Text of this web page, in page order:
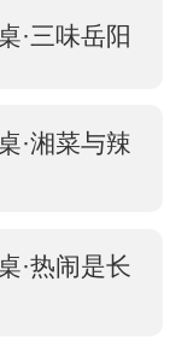
·三味岳阳
·湘菜与辣
·热闹是长